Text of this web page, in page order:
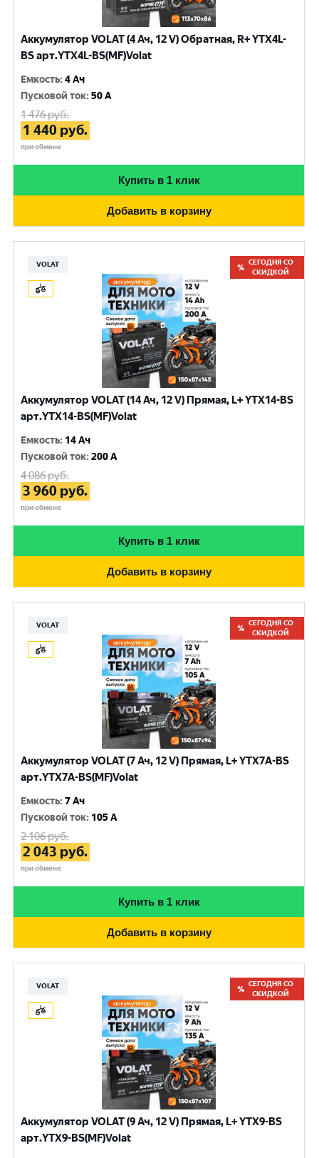
Аккумулятор VOLAT (4 Ач, 12 V) Обратная, R+ YTX4L-
BS арт.YTX4L-BS(MF)Volat
Емкость:4 Ач
Пусковой ток:50 A
1 476руб.
1 440 руб.
при обмене
Купить в 1 клик
Добавить в корзину
VOLAT
СЕГОДНЯ СО
СКИДКОЙ
Аккумулятор VOLAT (14 Ач, 12 V) Прямая, L+ YTX14-BS
арт.YTX14-BS(MF)Volat
Емкость: 14 Ач
Пусковой ток:200 A
4 086руб.
3 960 руб.
при обмене
Купить в 1 клик
Добавить в корзину
VOLAT
СЕГОДНЯ СО
СКИДКОЙ
Аккумулятор VOLAT (7 Ач, 12 V) Прямая, L+ YTX7A-BS
арт.YTX7A-BS(MF)Volat
Емкость:7 Ач
Пусковой ток: 105 A
2 106руб.
2 043 руб.
при обмене
Купить в 1 клик
Добавить в корзину
VOLAT
СЕГОДНЯ СО
СКИДКОЙ
Аккумулятор VOLAT (9 Ач, 12 V) Прямая, L+ YTX9-BS
арт.YTX9-BS(MF)Volat